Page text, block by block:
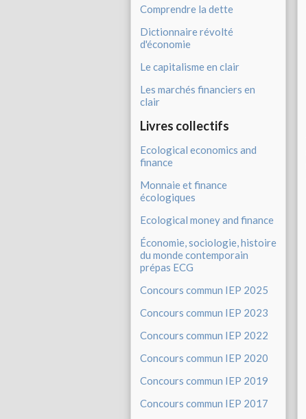
Comprendre la dette
Dictionnaire révolté
d'économie
Le capitalisme en clair
Les marchés financiers en
clair
Livres collectifs
Ecological economics and
finance
Monnaie et finance
écologiques
Ecological money and finance
Économie, sociologie, histoire
du monde contemporain
prépas ECG
Concours commun IEP 2025
Concours commun IEP 2023
Concours commun IEP 2022
Concours commun IEP 2020
Concours commun IEP 2019
Concours commun IEP 2017